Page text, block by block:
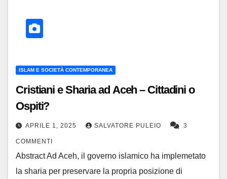
ISLAM E SOCIETÀ CONTEMPORANEA
Cristiani e Sharia ad Aceh – Cittadini o
Ospiti?
APRILE 1, 2025 SALVATORE PULEIO 3
COMMENTI
Abstract Ad Aceh, il governo islamico ha implemetato
la sharia per preservare la propria posizione di